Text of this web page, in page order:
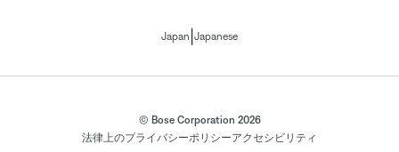
Japan Japanese
© Bose Corporation 2026
法律上のプライバシーポリシーアクセシビリティ